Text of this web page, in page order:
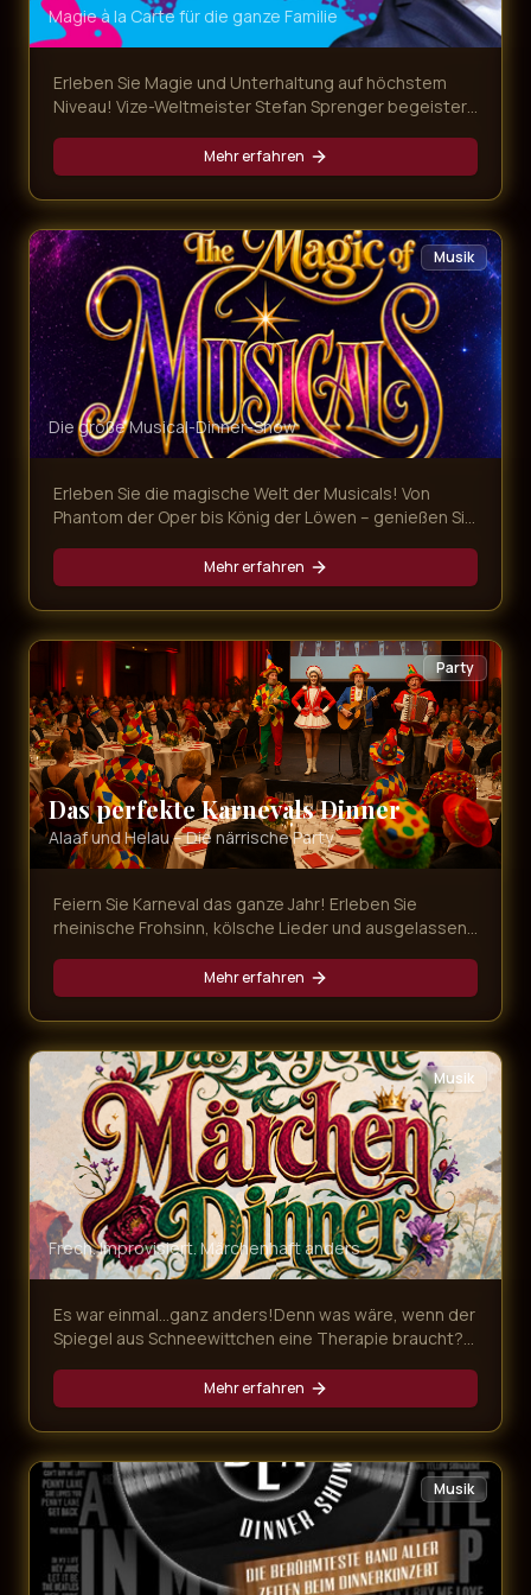
Magie à la Carte für die ganze Familie
Erleben Sie Magie und Unterhaltung auf höchstem
Niveau! Vize-Weltmeister Stefan Sprenger begeistert
magischen Überraschungen – begleitet von einem
köstlichen Mehr-Gänge-Menü.
Mehr erfahren
Musik
Die große Musical-Dinner-Show
Erleben Sie die magische Welt der Musicals! Von
Phantom der Oper bis König der Löwen – genießen Sie
dargeboten von erstklassigen Künstlern.
Mehr erfahren
Party
Das perfekte Karnevals Dinner
Alaaf und Helau – Die närrische Party
Feiern Sie Karneval das ganze Jahr! Erleben Sie
rheinische Frohsinn, kölsche Lieder und ausgelassene
mit leckerem Menü.Mehr erfahren
Musik
Frech. Improvisiert. Märchenhaft anders
Es war einmal…ganz anders!Denn was wäre, wenn der
Spiegel aus Schneewittchen eine Therapie braucht?
geraten drei berühmte Grimms-Geschichten gewaltig
ins Wanken. Dr. Rumpelstilzchen behandelt
sprechende Spiegel, das „tapfere“ Schneiderlein ist
ein Hasenfuß und die Gäste schlüpfen in zahllose,
märchenhafte Rollen. Das Ensemble sorgt mit Witz,
Improvisation und Mitmach-Charme für ein Erdbeben
des Zwerchfells – und ein Erlebnis jenseits von „es
war einmal…“!
Mehr erfahren
Musik